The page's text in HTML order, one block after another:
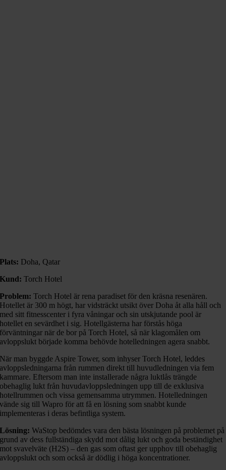
Plats: Doha, Qatar
Kund: Torch Hotel
Problem: Torch Hotel är rena paradiset för den kräsna resenären.
Hotellet är 300 m högt, har vidsträckt utsikt över Doha åt alla håll och
med sitt fitnesscenter i fyra våningar och sin utskjutande pool är
hotellet en sevärdhet i sig. Hotellgästerna har förstås höga
förväntningar när de bor på Torch Hotel, så när klagomålen om
avloppslukt började komma behövde hotelledningen agera snabbt.
När man byggde Aspire Tower, som inhyser Torch Hotel, leddes
avloppsledningarna från rummen direkt till huvudledningen via fem
kammare. Eftersom man inte installerade några luktlås trängde
obehaglig lukt från huvudavloppsledningen upp till de exklusiva
hotellrummen och vissa gemensamma utrymmen. Hotelledningen
vände sig till Wapro för att få en lösning som snabbt kunde
implementeras i deras befintliga system.
Lösning: WaStop bedömdes vara den bästa lösningen på problemet på
grund av dess fullständiga skydd mot dålig lukt och goda beständighet
mot svavelväte (H2S) – den gas som oftast ger upphov till obehaglig
avloppslukt och som också är dödlig i höga koncentrationer.